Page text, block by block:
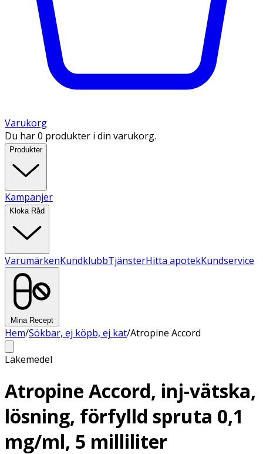
Varukorg
Du har 0 produkter i din varukorg.
Produkter
Kampanjer
Kloka Råd
VarumärkenKundklubbTjänsterHitta apotekKundservice
Mina Recept
Hem/Sökbar, ej köpb, ej kat/Atropine Accord
Läkemedel
Atropine Accord, inj-vätska,
lösning, förfylld spruta 0,1
mg/ml, 5 milliliter